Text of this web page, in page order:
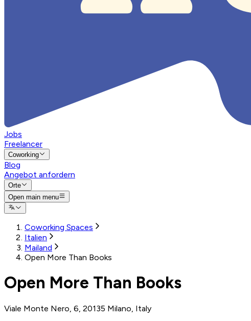
Jobs
Freelancer
Coworking
Blog
Angebot anfordern
Orte
Open main menu
Coworking Spaces
Italien
Mailand
Open More Than Books
Open More Than Books
Viale Monte Nero, 6, 20135 Milano, Italy